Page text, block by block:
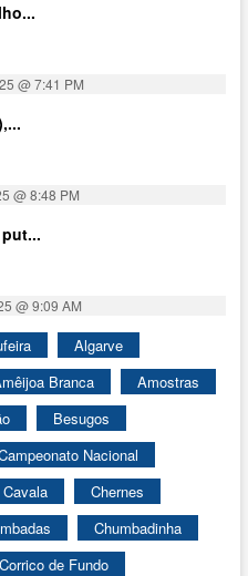
@ 7:41 PM
@ 8:48 PM
@ 9:09 AM
Algarve
Branca
Amostras
Besugos
Nacional
Cavala
Chernes
Chumbadinha
Corrico de Fundo